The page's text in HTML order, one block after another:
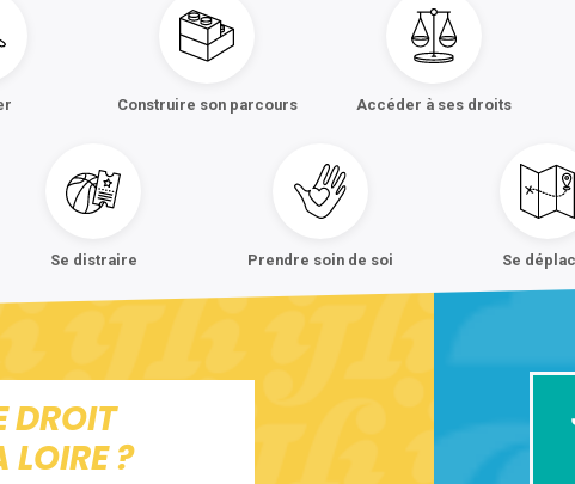
Construire son parcours Accéder à ses droits
Se distraire Prendre soin de soi Se
DROIT
LOIRE ?